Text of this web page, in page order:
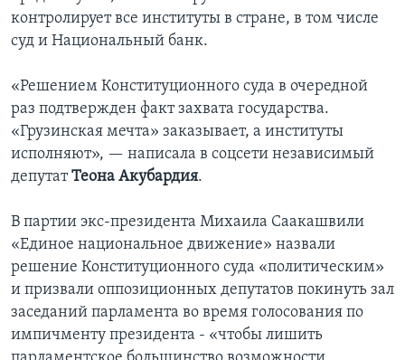
контролирует все институты в стране, в том числе
суд и Национальный банк.
«Решением Конституционного суда в очередной
раз подтвержден факт захвата государства.
«Грузинская мечта» заказывает, а институты
исполняют», — написала в соцсети независимый
депутатТеона Акубардия.
В партии экс-президента Михаила Саакашвили
«Единое национальное движение» назвали
решение Конституционного суда «политическим»
и призвали оппозиционных депутатов покинуть зал
заседаний парламента во время голосования по
импичменту президента - «чтобы лишить